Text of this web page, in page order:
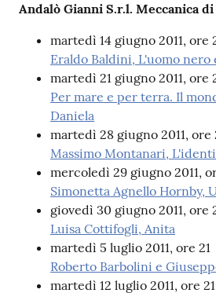
Seguici
Catalogo
on line
Andalò Gianni S.r.l. Meccanica
martedì 14 giugno 2011, ore
Eraldo Baldini, L'uomo
martedì 21 giugno 2011, ore
Per mare e per terra. Il
Daniela
martedì 28 giugno 2011, ore
Massimo Montanari,
mercoledì 29 giugno 2011,
Simonetta Agnello Hornby,
giovedì 30 giugno 2011, ore
Luisa Cottifogli, Anita
martedì 5 luglio 2011, ore 21
Roberto Barbolini e
martedì 12 luglio 2011, ore 21